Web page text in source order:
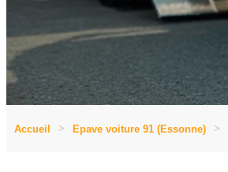
Accueil Epave voiture 91 (Essonne)